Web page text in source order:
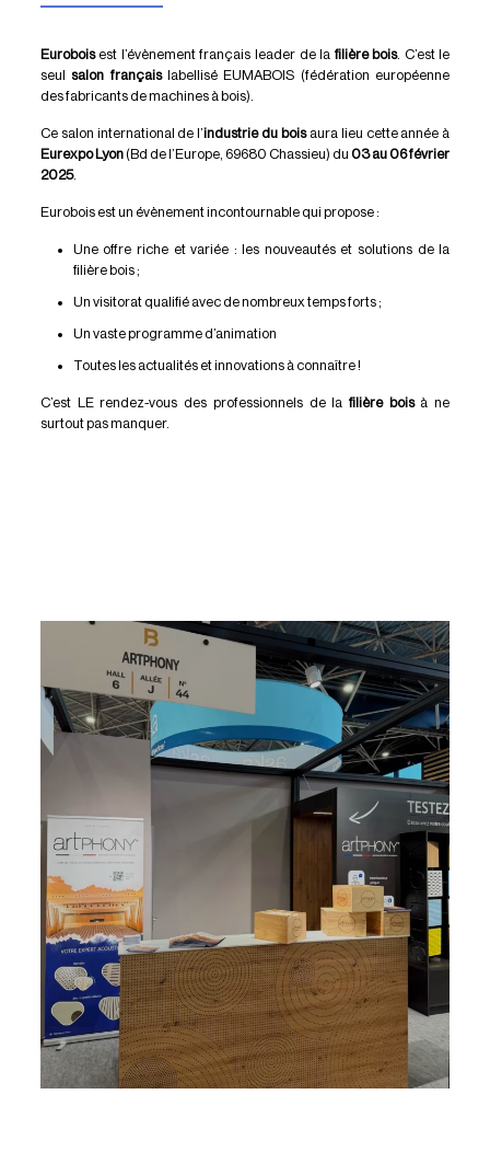
Eurobois est l’évènement français leader de la filière bois. C’est le
seul salon françaislabelliséEUMABOIS (fédération européenne
des fabricants de machines à bois).
Ce salon international de l’industrie du boisaura lieu cette année à
Eurexpo Lyon(Bd de l’Europe, 69680 Chassieu) du 03 au 06 février
2025.
Eurobois est un évènement incontournable qui propose :
Une offre riche et variée : les nouveautés et solutions de la
filière bois ;
Un visitorat qualifié avec de nombreux temps forts ;
Un vaste programme d’animation
Toutes les actualités et innovations à connaître !
C’est LE rendez-vous des professionnels de la filière boisà ne
surtout pas manquer.